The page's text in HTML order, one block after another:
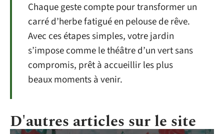
Chaque geste compte pour transformer un
carré d’herbe fatigué en pelouse de rêve.
Avec ces étapes simples, votre jardin
s’impose comme le théâtre d’un vert sans
compromis, prêt à accueillir les plus
beaux moments à venir.
D'autres articles sur le site